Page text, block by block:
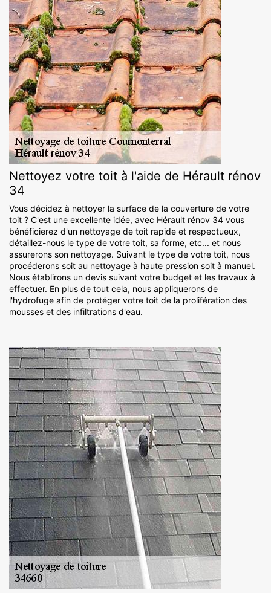
Nettoyez votre toit à l'aide de Hérault rénov
34
Vous décidez à nettoyer la surface de la couverture de votre
toit ? C'est une excellente idée, avec Hérault rénov 34 vous
bénéficierez d'un nettoyage de toit rapide et respectueux,
détaillez-nous le type de votre toit, sa forme, etc... et nous
assurerons son nettoyage. Suivant le type de votre toit, nous
procéderons soit au nettoyage à haute pression soit à manuel.
Nous établirons un devis suivant votre budget et les travaux à
effectuer. En plus de tout cela, nous appliquerons de
l'hydrofuge afin de protéger votre toit de la prolifération des
mousses et des infiltrations d'eau.